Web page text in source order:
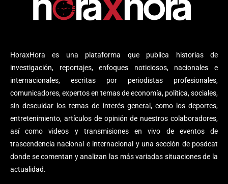
HoraxHora es una plataforma que publica historias de
investigación, reportajes, enfoques noticiosos, nacionales e
internacionales, escritas por periodistas profesionales,
comunicadores, expertos en temas de economía, política, sociales,
sin descuidar los temas de interés general, como los deportes,
entretenimiento, artículos de opinión de nuestros colaboradores,
así como videos y transmisiones en vivo de eventos de
trascendencia nacional e internacional y una sección de posdcat
donde se comentan y analizan las más variadas situaciones de la
actualidad.